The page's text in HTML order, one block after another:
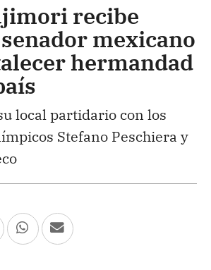
recibe
mexicano
hermandad
local partidario con los
Stefano Peschiera y